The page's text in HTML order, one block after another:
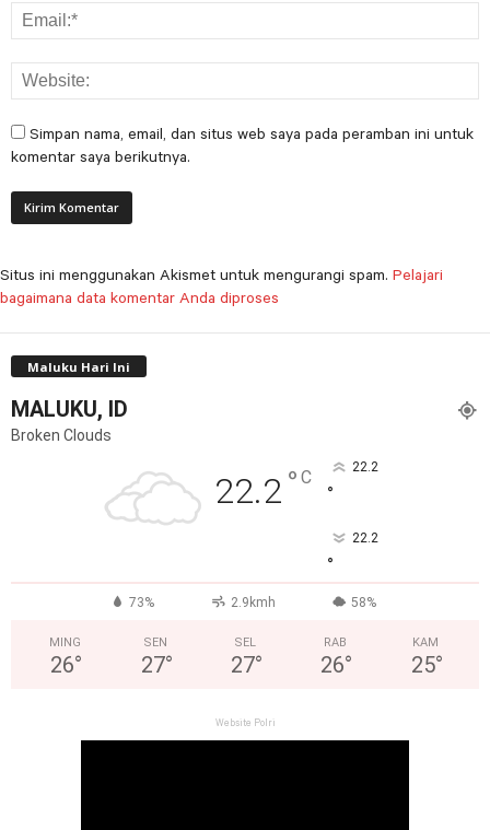
Simpan nama, email, dan situs web saya pada peramban ini untuk
komentar saya berikutnya.
Situs ini menggunakan Akismet untuk mengurangi spam. Pelajari
bagaimana data komentar Anda diproses
Maluku Hari Ini
MALUKU, ID
Broken Clouds
22.2 ° C 22.2
°
22.2
°
73% 2.9kmh 58%
MING
26°
SEN
27°
SEL
27°
RAB
26°
KAM
25°
Website Polri